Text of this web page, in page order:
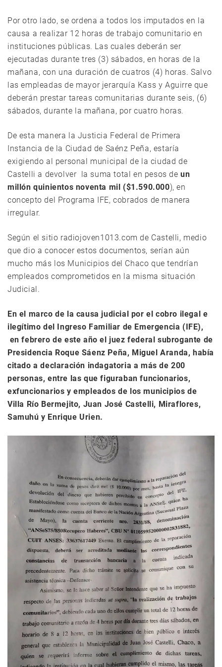
Por otro lado, se ordena a todos los imputados en la
causa a realizar 12 horas de trabajo comunitario en
instituciones públicas. Las cuales deberán ser
ejecutadas durante tres (3) sábados, en horas de la
mañana, con una duración de cuatros (4) horas. Salvo
las empleadas de mayor jerarquía Kass y Aguirre que
deberán prestar tareas comunitarias durante seis, (6)
sábados, durante la mañana, por cuatro horas.
De esta manera la Justicia Federal de Primera
Instancia de la Ciudad de Saénz Peña, estaría
exigiendo al personal municipal de la ciudad de
Castelli a devolver la suma total en pesos deun
millón quinientos noventa mil ($1.590.000), en
concepto del Programa IFE, cobrados de manera
irregular.
Según el sitio radiojoven1013.com de Castelli, medio
que dio a conocer estos documentos, serían aún
mucho más los Municipios del Chaco que tendrían
empleados comprometidos en la misma situación
Judicial.
En el marco de la causa judicial por el cobro ilegal e
ilegítimo del Ingreso Familiar de Emergencia (IFE),
en febrero de este año el juez federal subrogante de
Presidencia Roque Sáenz Peña, Miguel Aranda, había
citado a declaración indagatoria a más de 200
personas, entre las que figuraban funcionarios,
exfuncionarios y empleados de los municipios de
Villa Río Bermejito, Juan José Castelli, Miraflores,
Samuhú y Enrique Urien.